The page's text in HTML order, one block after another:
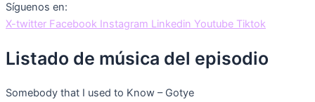
Síguenos en:
X-twitter Facebook Instagram Linkedin Youtube Tiktok
Listado de música del episodio
Somebody that I used to Know – Gotye